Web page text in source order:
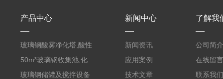
产品中心
玻璃钢酸雾净化塔,酸性
废气洗涤塔处理工艺
50m³玻璃钢收集池,化
粪罐
玻璃钢储罐及搅拌设备
新闻中心
新闻资讯
应用案例
技术文章
了解我
公司简介
在线留言
联系我们